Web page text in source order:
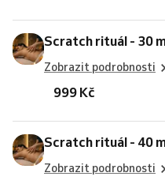
Scratch rituál - 30
Zobrazit podrobnosti
999 Kč
Scratch rituál - 40
Zobrazit podrobnosti